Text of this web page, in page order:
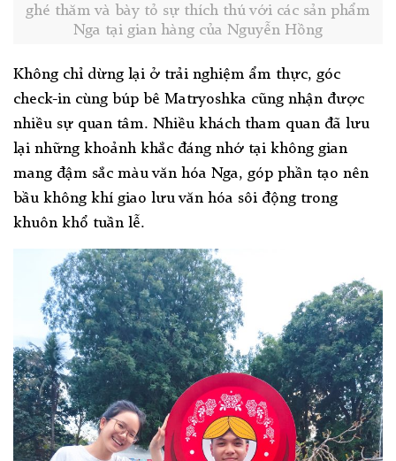
ghé thăm và bày tỏ sự thích thú với các sản phẩm
Nga tại gian hàng của Nguyễn Hồng
Không chỉ dừng lại ở trải nghiệm ẩm thực, góc
check-in cùng búp bê Matryoshka cũng nhận được
nhiều sự quan tâm. Nhiều khách tham quan đã lưu
lại những khoảnh khắc đáng nhớ tại không gian
mang đậm sắc màu văn hóa Nga, góp phần tạo nên
bầu không khí giao lưu văn hóa sôi động trong
khuôn khổ tuần lễ.